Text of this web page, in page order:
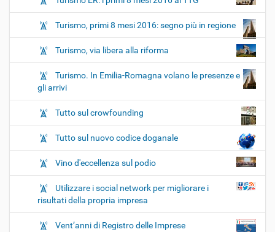
Turismo, primi 8 mesi 2016: segno più in regione
Turismo, via libera alla riforma
Turismo. In Emilia-Romagna volano le presenze e
gli arrivi
Tutto sul crowfounding
Tutto sul nuovo codice doganale
Vino d'eccellenza sul podio
Utilizzare i social network per migliorare i
risultati della propria impresa
Vent’anni di Registro delle Imprese